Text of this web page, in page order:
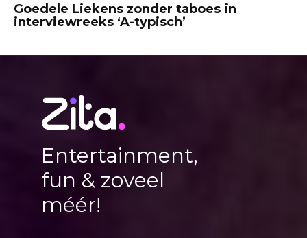
Goedele Liekens zonder taboes in
interviewreeks ‘A-typisch’
Entertainment,
fun & zoveel
méér!